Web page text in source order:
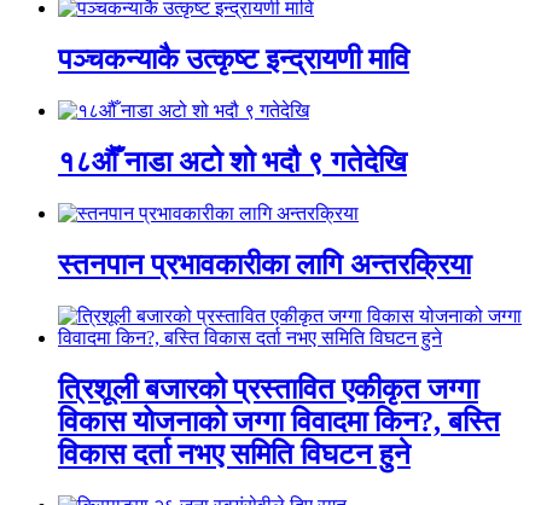
पञ्चकन्याकै उत्कृष्ट इन्द्रायणी मावि
१८औँ नाडा अटो शो भदौ ९ गतेदेखि
स्तनपान प्रभावकारीका लागि अन्तरक्रिया
त्रिशूली बजारको प्रस्तावित एकीकृत जग्गा
विकास योजनाको जग्गा विवादमा किन?, बस्ति
विकास दर्ता नभए समिति विघटन हुने